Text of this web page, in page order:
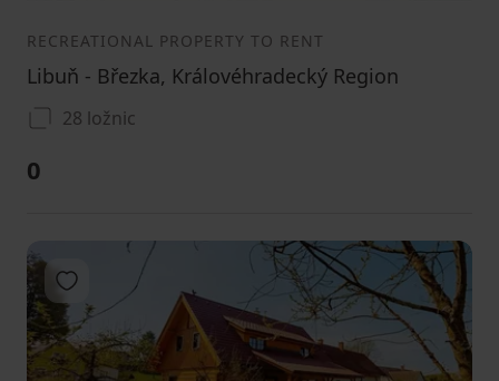
RECREATIONAL PROPERTY TO RENT
Libuň - Březka, Královéhradecký Region
28 ložnic
0
Add to favorites